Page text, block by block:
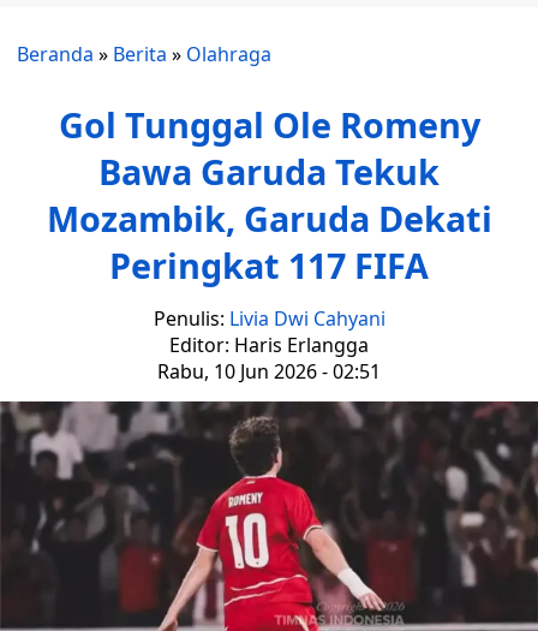
Beranda » Berita » Olahraga
Gol Tunggal Ole Romeny
Bawa Garuda Tekuk
Mozambik, Garuda Dekati
Peringkat 117 FIFA
Penulis: Livia Dwi Cahyani
Editor: Haris Erlangga
Rabu, 10 Jun 2026 - 02:51